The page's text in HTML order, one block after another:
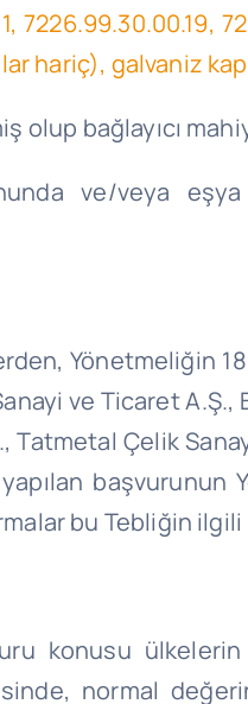
7226.99.30.00.19,
hariç), galvaniz
olup bağlayıcı
ve/veya eşya
Yönetmeliğin
ve Ticaret A.Ş.,
Tatmetal Çelik
başvurunun
bu Tebliğin
konusu ülkelerin
normal